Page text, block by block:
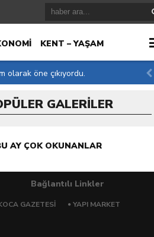
KENT – YAŞAM
olarak öne çıkıyordu.
GALERİLER
AY ÇOK OKUNANLAR
Bağlantılı Linkler
GAZETESI YAPI MARKET